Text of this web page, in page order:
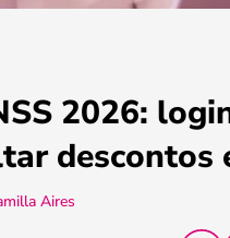
2026:
descontos
Aires